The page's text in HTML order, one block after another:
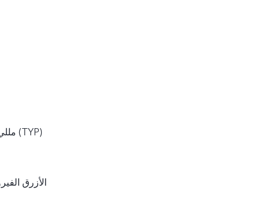
5000 مللي أمبير/ساعة (TYP)
الأزرق